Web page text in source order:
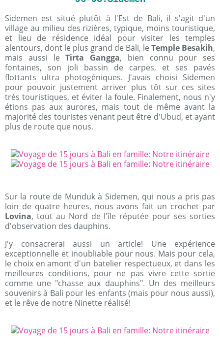
Sidemen est situé plutôt à l'Est de Bali, il s'agit d'un
village au milieu des rizières, typique, moins touristique,
et lieu de résidence idéal pour visiter les temples
alentours, dont le plus grand de Bali, le Temple Besakih,
mais aussi leTirta Gangga, bien connu pour ses
fontaines, son joli bassin de carpes, et ses pavés
flottants ultra photogéniques. J'avais choisi Sidemen
pour pouvoir justement arriver plus tôt sur ces sites
très touristiques, et éviter la foule. Finalement, nous n'y
étions pas aux aurores, mais tout de même avant la
majorité des touristes venant peut être d'Ubud, et ayant
plus de route que nous.
Sur la route de Munduk à Sidemen, qui nous a pris pas
loin de quatre heures, nous avons fait un crochet par
Lovina, tout au Nord de l'île réputée pour ses sorties
d'observation des dauphins.
J'y consacrerai aussi un article! Une expérience
exceptionnelle et inoubliable pour nous. Mais pour cela,
le choix en amont d'un batelier respectueux, et dans les
meilleures conditions, pour ne pas vivre cette sortie
comme une "chasse aux dauphins". Un des meilleurs
souvenirs à Bali pour les enfants (mais pour nous aussi),
et le rêve de notre Ninette réalisé!